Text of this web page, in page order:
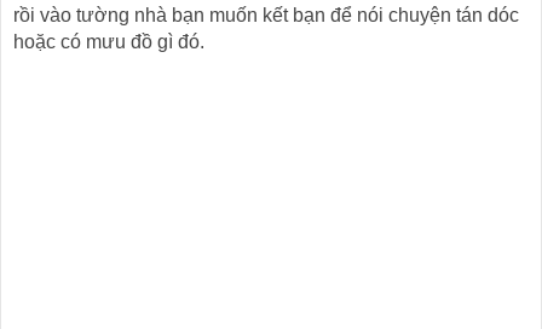
rồi vào tường nhà bạn muốn kết bạn để nói chuyện tán dóc
hoặc có mưu đồ gì đó.